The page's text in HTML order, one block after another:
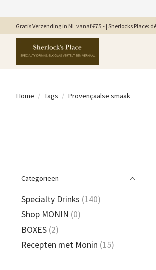
Gratis Verzending in NL vanaf €75,- | Sherlocks Place:
Home / Tags / Provençaalse smaak
Categorieën
Specialty Drinks (140)
Shop MONIN (0)
BOXES (2)
Recepten met Monin (15)